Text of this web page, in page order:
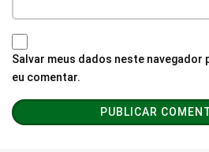
Salvar meus dados neste navegador
eu comentar.